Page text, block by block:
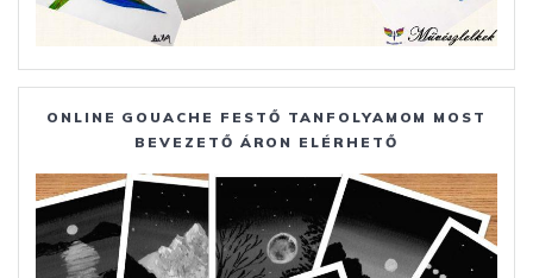
ONLINE GOUACHE FESTŐ TANFOLYAMOM MOST
BEVEZETŐ ÁRON ELÉRHETŐ